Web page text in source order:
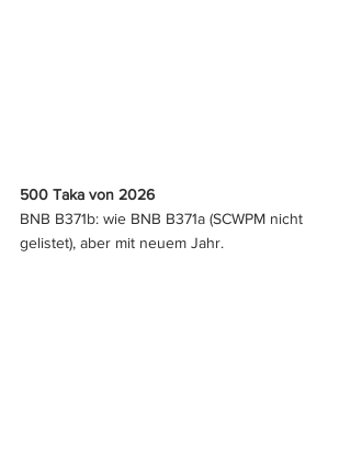
500 Taka von 2026
BNB B371b: wie BNB B371a (SCWPM nicht
gelistet), aber mit neuem Jahr.